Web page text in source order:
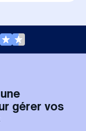
gérer vos